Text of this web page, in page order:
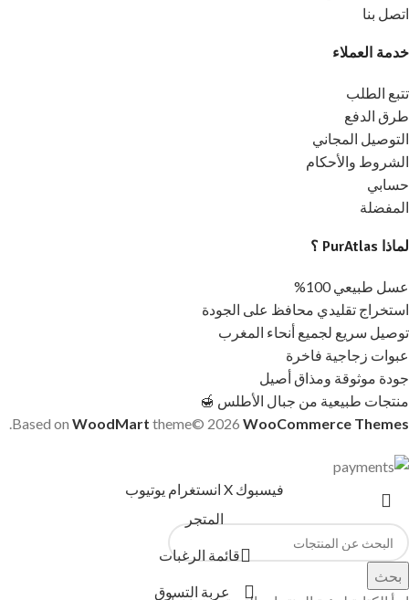
اتصل بنا
خدمة العملاء
تتبع الطلب
طرق الدفع
التوصيل المجاني
الشروط والأحكام
حسابي
المفضلة
لماذا PurAtlas ؟
عسل طبيعي 100%
استخراج تقليدي محافظ على الجودة
توصيل سريع لجميع أنحاء المغرب
عبوات زجاجية فاخرة
جودة موثوقة ومذاق أصيل
منتجات طبيعية من جبال الأطلس 🍯
Based on WoodMart theme© 2026 WooCommerce Themes
بحث
فيسبوك X انستغرام يوتيوب
المتجر
قائمة الرغبات
عربة التسوق